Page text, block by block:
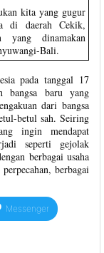
kita yang gugur
di daerah Cekik,
yang dinamakan
Bali.
pada tanggal 17
bangsa baru yang
dari bangsa
betul sah. Seiring
ingin mendapat
seperti gejolak
berbagai usaha
berbagai
Messenger